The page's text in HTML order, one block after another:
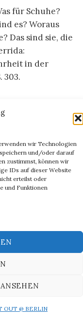
wir Technologien
und/oder darauf
zustimmst, können wir
IDs auf dieser Website
erteilst oder
und Funktionen
OUT @ BERLIN
für Schuhe?
es? Woraus
Das sind sie, die
in der
303.
2014, S. 11.
Mazarine
mit im